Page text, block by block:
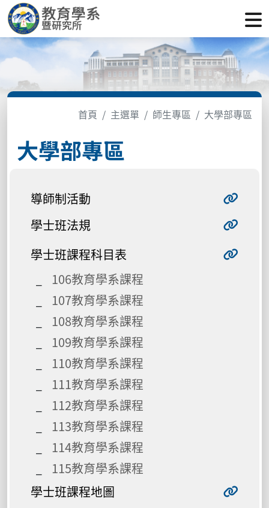
首頁 主選單 師生專區 大學部專區
大學部專區
導師制活動
學士班法規
學士班課程科目表
106教育學系課程
107教育學系課程
108教育學系課程
109教育學系課程
110教育學系課程
111教育學系課程
112教育學系課程
113教育學系課程
114教育學系課程
115教育學系課程
學士班課程地圖